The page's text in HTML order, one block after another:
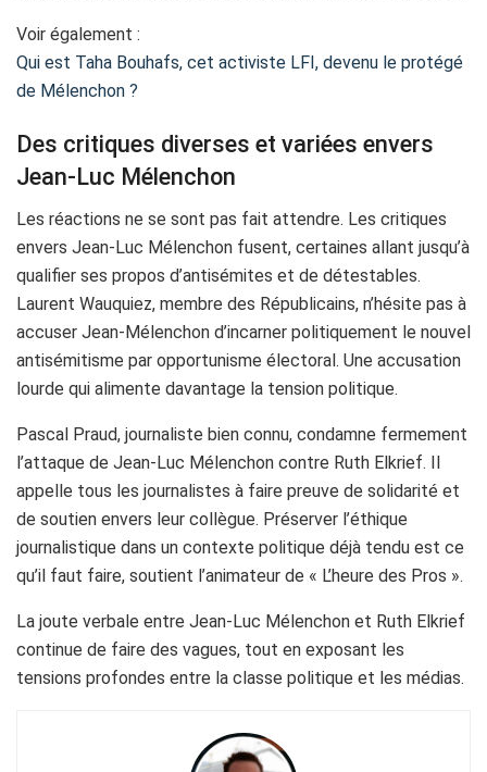
Voir également :
Qui est Taha Bouhafs, cet activiste LFI, devenu le protégé
de Mélenchon ?
Des critiques diverses et variées envers
Jean-Luc Mélenchon
Les réactions ne se sont pas fait attendre. Les critiques
envers Jean-Luc Mélenchon fusent, certaines allant jusqu’à
qualifier ses propos d’antisémites et de détestables.
Laurent Wauquiez, membre des Républicains, n’hésite pas à
accuser Jean-Mélenchon d’incarner politiquement le nouvel
antisémitisme par opportunisme électoral. Une accusation
lourde qui alimente davantage la tension politique.
Pascal Praud, journaliste bien connu, condamne fermement
l’attaque de Jean-Luc Mélenchon contre Ruth Elkrief. Il
appelle tous les journalistes à faire preuve de solidarité et
de soutien envers leur collègue. Préserver l’éthique
journalistique dans un contexte politique déjà tendu est ce
qu’il faut faire, soutient l’animateur de « L’heure des Pros ».
La joute verbale entre Jean-Luc Mélenchon et Ruth Elkrief
continue de faire des vagues, tout en exposant les
tensions profondes entre la classe politique et les médias.